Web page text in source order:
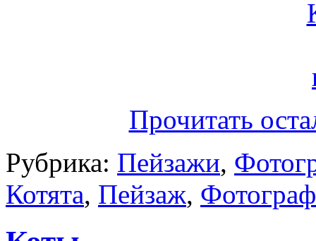
Прочитать
Рубрика: Пейзажи,
Котята, Пейзаж,